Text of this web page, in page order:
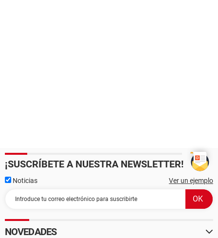
¡SUSCRÍBETE A NUESTRA NEWSLETTER!
Noticias Ver un ejemplo
NOVEDADES